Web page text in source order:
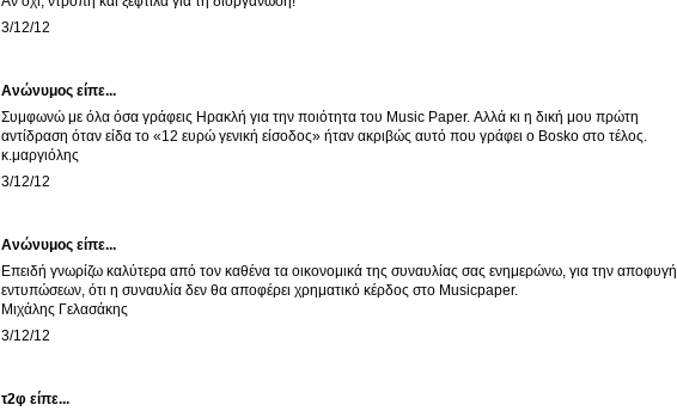
3/12/12
Ανώνυμος είπε...
Συμφωνώ με όλα όσα γράφεις Ηρακλή για την ποιότητα του Music Paper. Αλλά κι η δική μου πρώτη
αντίδραση όταν είδα το «12 ευρώ γενική είσοδος» ήταν ακριβώς αυτό που γράφει ο Bosko στο τέλος.
κ.μαργιόλης
3/12/12
Ανώνυμος είπε...
Επειδή γνωρίζω καλύτερα από τον καθένα τα οικονομικά της συναυλίας σας ενημερώνω, για την αποφυγή
εντυπώσεων, ότι η συναυλία δεν θα αποφέρει χρηματικό κέρδος στο Musicpaper.
Μιχάλης Γελασάκης
3/12/12
τ2φ είπε...